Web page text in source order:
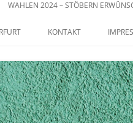
Inhalt
WAHLEN 2024 – STÖBERN
KONTAKT